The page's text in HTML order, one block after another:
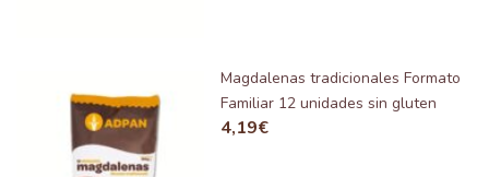
Magdalenas tradicionales Formato
Familiar 12 unidades sin gluten
4,19€